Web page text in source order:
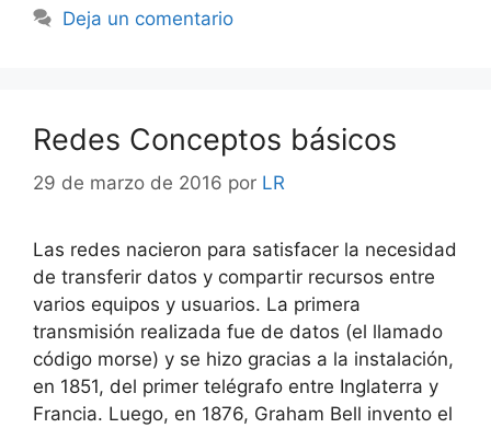
Deja un comentario
Redes Conceptos básicos
29 de marzo de 2016 por LR
Las redes nacieron para satisfacer la necesidad
de transferir datos y compartir recursos entre
varios equipos y usuarios. La primera
transmisión realizada fue de datos (el llamado
código morse) y se hizo gracias a la instalación,
en 1851, del primer telégrafo entre Inglaterra y
Francia. Luego, en 1876, Graham Bell invento el